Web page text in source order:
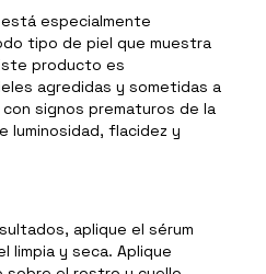
está especialmente
tipo de piel que muestra
producto es
agredidas y sometidas a
signos prematuros de la
luminosidad, flacidez y
aplique el sérum
limpia y seca. Aplique